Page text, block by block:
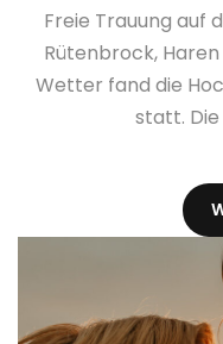
Freie Trauung auf
Rütenbrock,
Wetter fand die
statt.